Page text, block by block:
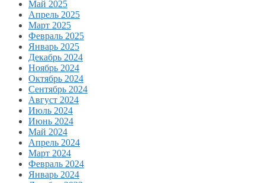
Май 2025
Апрель 2025
Март 2025
Февраль 2025
Январь 2025
Декабрь 2024
Ноябрь 2024
Октябрь 2024
Сентябрь 2024
Август 2024
Июль 2024
Июнь 2024
Май 2024
Апрель 2024
Март 2024
Февраль 2024
Январь 2024